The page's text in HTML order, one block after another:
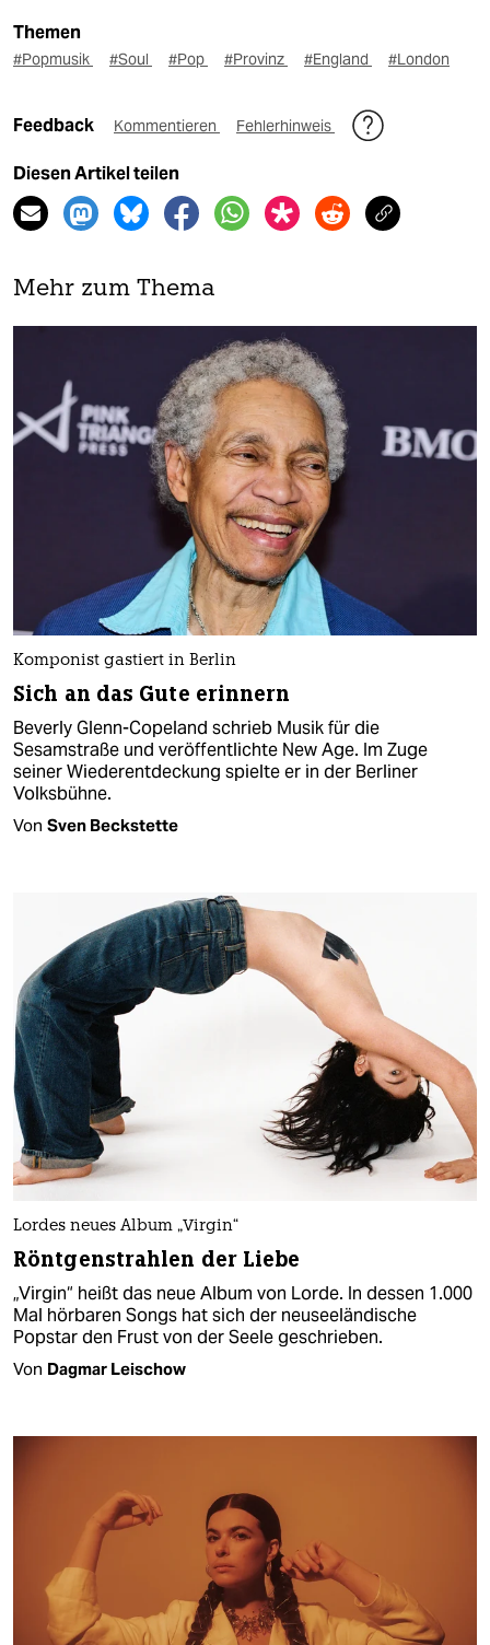
Themen
#Popmusik #Soul #Pop #Provinz #England #London
Feedback Kommentieren Fehlerhinweis
Diesen Artikel teilen
Mehr zum Thema
Komponist gastiert in Berlin
Sich an das Gute erinnern
Beverly Glenn-Copeland schrieb Musik für die
Sesamstraße und veröffentlichte New Age. Im Zuge
seiner Wiederentdeckung spielte er in der Berliner
Volksbühne.
Von Sven Beckstette
Lordes neues Album „Virgin“
Röntgenstrahlen der Liebe
„Virgin“ heißt das neue Album von Lorde. In dessen 1.000
Mal hörbaren Songs hat sich der neuseeländische
Popstar den Frust von der Seele geschrieben.
Von Dagmar Leischow